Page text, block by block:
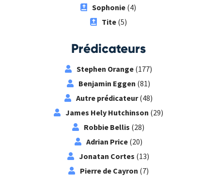
Sophonie (4)
Tite(5)
Prédicateurs
Stephen Orange(177)
Benjamin Eggen (81)
Autre prédicateur(48)
James Hely Hutchinson (29)
Robbie Bellis (28)
Adrian Price(20)
Jonatan Cortes (13)
Pierre de Cayron (7)